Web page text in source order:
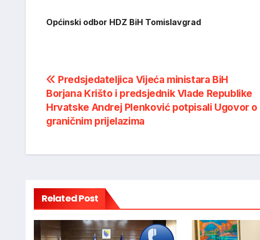
Općinski odbor HDZ BiH Tomislavgrad
Post
navigation
Predsjedateljica Vijeća ministara BiH
Borjana Krišto i predsjednik Vlade Republike
Hrvatske Andrej Plenković potpisali Ugovor o
graničnim prijelazima
Related Post